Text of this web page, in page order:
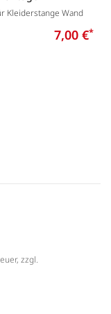
Kleiderstange Wand
7,00 €*
zzgl.